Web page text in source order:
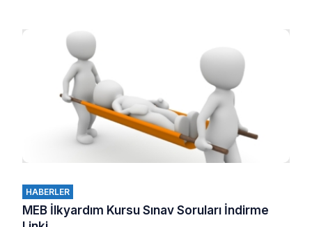
HABERLER
MEB İlkyardım Kursu Sınav Soruları İndirme